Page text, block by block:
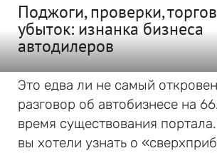
Поджоги, проверки,
убыток: изнанка бизнеса
автодилеров
Это едва ли не самый
разговор об автобизнесе на
время существования
вы хотели узнать о